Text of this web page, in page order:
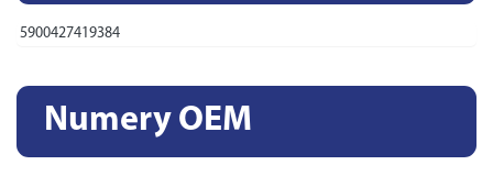
5900427419384
Numery OEM